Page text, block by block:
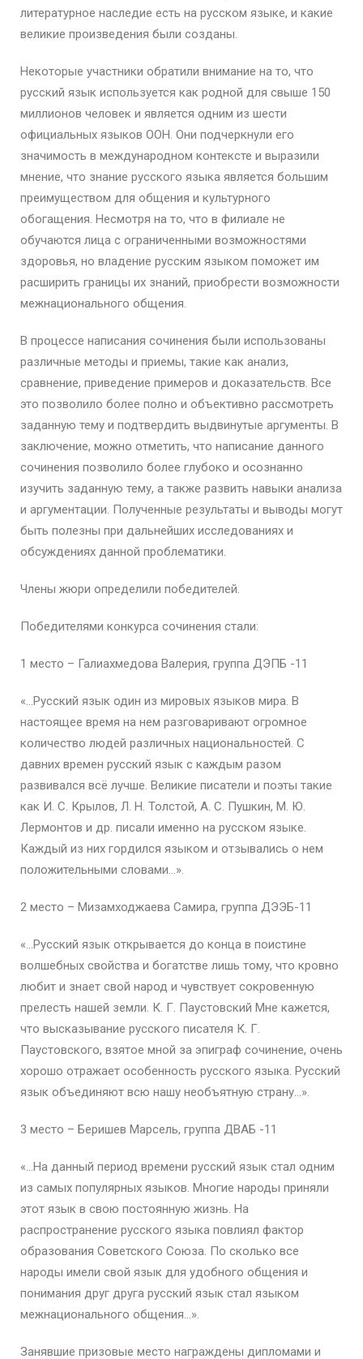
литературное наследие есть на русском языке, и какие
великие произведения были созданы.
Некоторые участники обратили внимание на то, что
русский язык используется как родной для свыше 150
миллионов человек и является одним из шести
официальных языков ООН. Они подчеркнули его
значимость в международном контексте и выразили
мнение, что знание русского языка является большим
преимуществом для общения и культурного
обогащения. Несмотря на то, что в филиале не
обучаются лица с ограниченными возможностями
здоровья, но владение русским языком поможет им
расширить границы их знаний, приобрести возможности
межнационального общения.
В процессе написания сочинения были использованы
различные методы и приемы, такие как анализ,
сравнение, приведение примеров и доказательств. Все
это позволило более полно и объективно рассмотреть
заданную тему и подтвердить выдвинутые аргументы. В
заключение, можно отметить, что написание данного
сочинения позволило более глубоко и осознанно
изучить заданную тему, а также развить навыки анализа
и аргументации. Полученные результаты и выводы могут
быть полезны при дальнейших исследованиях и
обсуждениях данной проблематики.
Члены жюри определили победителей.
Победителями конкурса сочинения стали:
1 место – Галиахмедова Валерия, группа ДЭПБ -11
«…Русский язык один из мировых языков мира. В
настоящее время на нем разговаривают огромное
количество людей различных национальностей. С
давних времен русский язык с каждым разом
развивался всё лучше. Великие писатели и поэты такие
как И. С. Крылов, Л. Н. Толстой, А. С. Пушкин, М. Ю.
Лермонтов и др. писали именно на русском языке.
Каждый из них гордился языком и отзывались о нем
положительными словами…».
2 место – Мизамходжаева Самира, группа ДЭЭБ-11
«…Русский язык открывается до конца в поистине
волшебных свойства и богатстве лишь тому, что кровно
любит и знает свой народ и чувствует сокровенную
прелесть нашей земли. К. Г. Паустовский Мне кажется,
что высказывание русского писателя К. Г.
Паустовского, взятое мной за эпиграф сочинение, очень
хорошо отражает особенность русского языка. Русский
язык объединяют всю нашу необъятную страну…».
3 место – Беришев Марсель, группа ДВАБ -11
«…На данный период времени русский язык стал одним
из самых популярных языков. Многие народы приняли
этот язык в свою постоянную жизнь. На
распространение русского языка повлиял фактор
образования Советского Союза. По сколько все
народы имели свой язык для удобного общения и
понимания друг друга русский язык стал языком
межнационального общения…».
Занявшие призовые место награждены дипломами и